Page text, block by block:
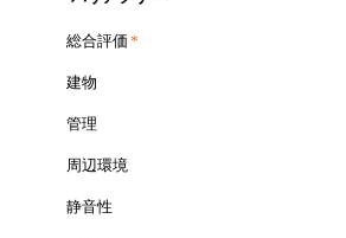
総合評価 *
建物
管理
周辺環境
静音性